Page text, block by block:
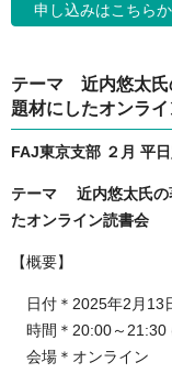
申し込みはこちら
テーマ 近内悠太氏
題材にしたオンラ
FAJ東京支部 ２月 平
テーマ 近内悠太氏の
たオンライン読書会
【概要】
日付＊2025年2月13
時間＊20:00～21:30
会場＊オンライン